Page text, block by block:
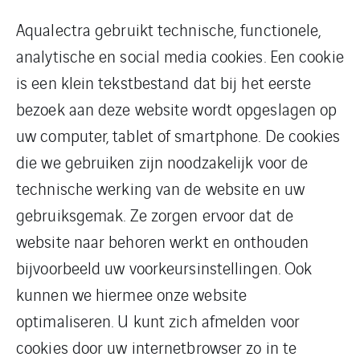
Aqualectra gebruikt technische, functionele,
analytische en social media cookies. Een cookie
is een klein tekstbestand dat bij het eerste
bezoek aan deze website wordt opgeslagen op
uw computer, tablet of smartphone. De cookies
die we gebruiken zijn noodzakelijk voor de
technische werking van de website en uw
gebruiksgemak. Ze zorgen ervoor dat de
website naar behoren werkt en onthouden
bijvoorbeeld uw voorkeursinstellingen. Ook
kunnen we hiermee onze website
optimaliseren. U kunt zich afmelden voor
cookies door uw internetbrowser zo in te